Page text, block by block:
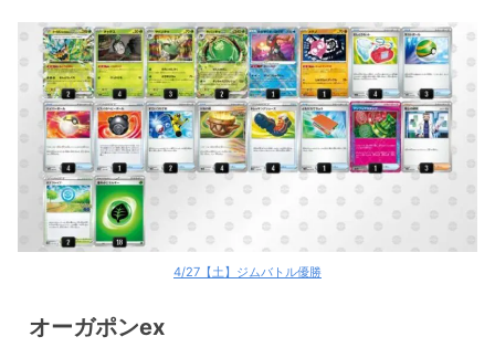
4/27【土】ジムバトル優勝
オーガポンex